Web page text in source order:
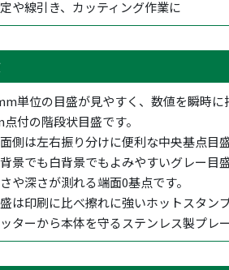
や線引き、カッティング作業に
単位の目盛が見やすく、数値を瞬時に
付の階段状目盛です。
側は左右振り分けに便利な中央基点目
景でも白背景でもよみやすいグレー目
や深さが測れる端面0基点です。
は印刷に比べ擦れに強いホットスタン
ターから本体を守るステンレス製プレ